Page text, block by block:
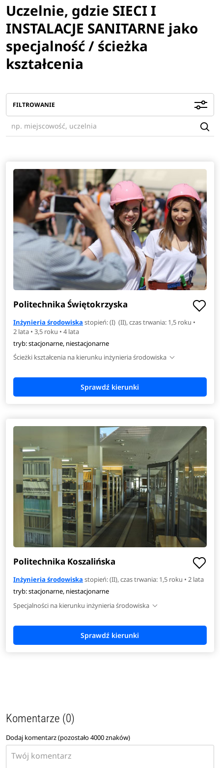
Uczelnie, gdzie SIECI I
INSTALACJE SANITARNE jako
specjalność / ścieżka
kształcenia
FILTROWANIE
Politechnika Świętokrzyska
Inżynieria środowiska stopień: (I) (II), czas trwania: 1,5 roku •
2 lata • 3,5 roku • 4 lata
tryb: stacjonarne, niestacjonarne
Ścieżki kształcenia na kierunku inżynieria środowiska
Politechnika Koszalińska
Inżynieria środowiska stopień: (II), czas trwania: 1,5 roku • 2 lata
tryb: stacjonarne, niestacjonarne
Specjalności na kierunku inżynieria środowiska
Komentarze (0)
Dodaj komentarz (pozostało4000znaków)